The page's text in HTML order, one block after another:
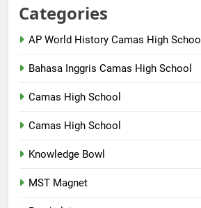
Categories
AP World History Camas High School
Bahasa Inggris Camas High School
Camas High School
Camas High School
Knowledge Bowl
MST Magnet